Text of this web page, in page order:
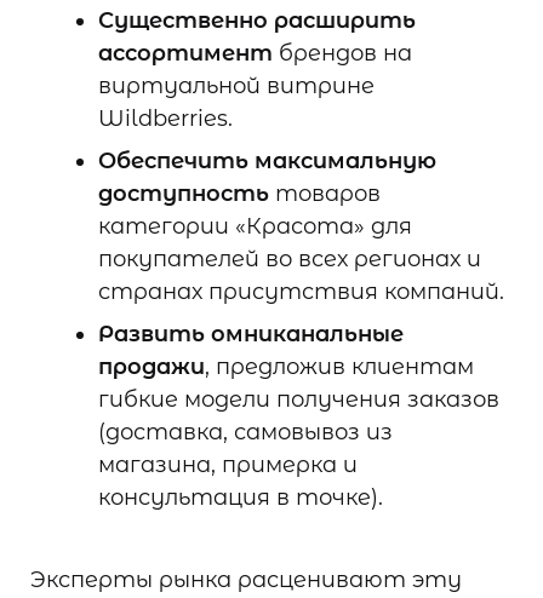
Существенно расширить
ассортимент брендов на
виртуальной витрине
Wildberries.
Обеспечить максимальную
доступность товаров
категории «Красота» для
покупателей во всех регионах и
странах присутствия компаний.
Развить омниканальные
продажи, предложив клиентам
гибкие модели получения заказов
(доставка, самовывоз из
магазина, примерка и
консультация в точке).
Эксперты рынка расценивают эту